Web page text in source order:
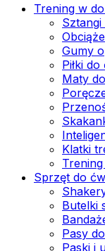
Trening w
Gumy
Piłki
Maty
Klatki
Sprzęt do
Butelki
Pasy
Paski i